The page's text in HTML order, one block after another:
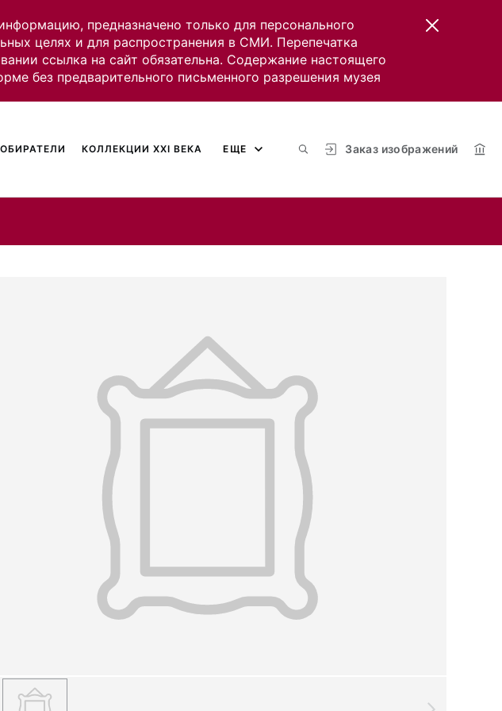
предназначено только для персонального
целях и для распространения в СМИ. Перепечатка
ссылка на сайт обязательна. Содержание настоящего
без предварительного письменного разрешения музея
Заказ изображений
КОЛЛЕКЦИИ XXI ВЕКА ЕЩЕ